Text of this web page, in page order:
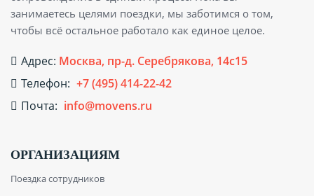
занимаетесь целями поездки, мы заботимся о том,
чтобы всё остальное работало как единое целое.
Адрес: Москва, пр-д. Серебрякова, 14с15
Телефон: +7 (495) 414-22-42
Почта: info@movens.ru
ОРГАНИЗАЦИЯМ
Поездка сотрудников